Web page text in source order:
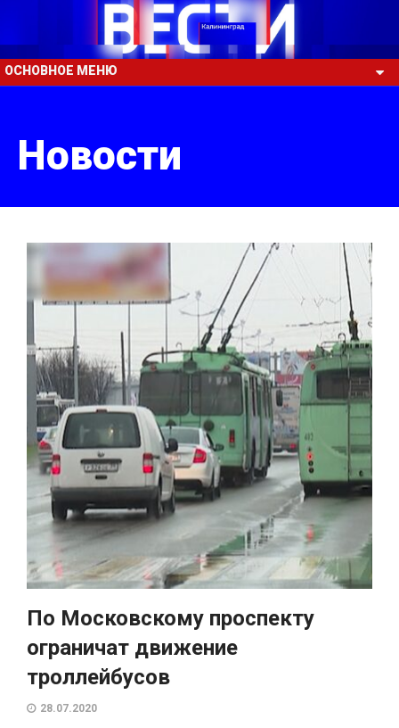
ОСНОВНОЕ МЕНЮ
Новости
По Московскому проспекту
ограничат движение
троллейбусов
28.07.2020